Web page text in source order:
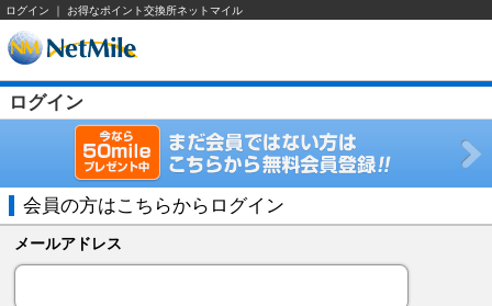
ログイン ｜ お得なポイント交換所ネットマイル
ログイン
会員の方はこちらからログイン
メールアドレス